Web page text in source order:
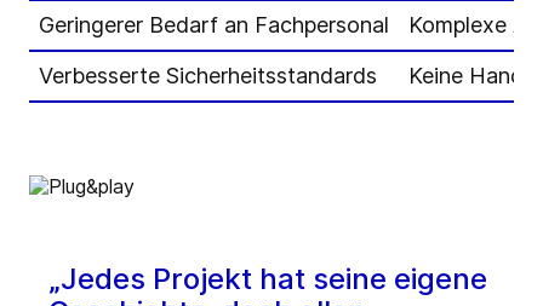
Geringerer Bedarf an Fachpersonal
Komplexe
Verbesserte Sicherheitsstandards
Keine
„Jedes Projekt hat seine eigene